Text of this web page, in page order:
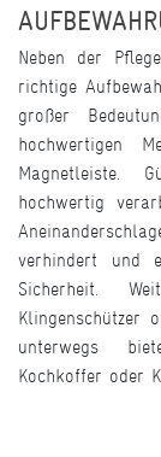
Neben der
richtige
großer
hochwertigen
Magnetleiste.
hochwertig
verhindert und
Sicherheit.
Klingenschützer
unterwegs
Kochkoffer oder